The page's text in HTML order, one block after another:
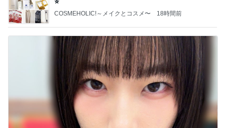
⭐️
COSMEHOLIC!～メイクとコスメ〜 18時間前